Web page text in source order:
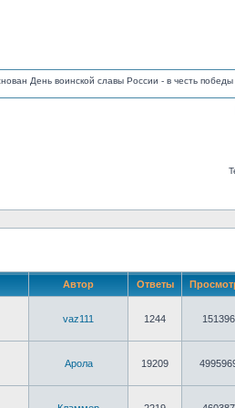
День воинской славы России - в честь победы
Автор Ответы
vaz111 1244 151396
Арола 19209